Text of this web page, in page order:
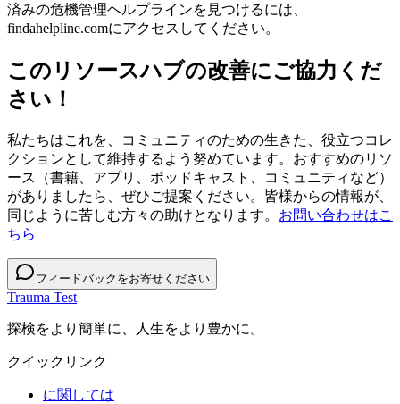
済みの危機管理ヘルプラインを見つけるには、
findahelpline.comにアクセスしてください。
このリソースハブの改善にご協力くだ
さい！
私たちはこれを、コミュニティのための生きた、役立つコレ
クションとして維持するよう努めています。おすすめのリソ
ース（書籍、アプリ、ポッドキャスト、コミュニティなど）
がありましたら、ぜひご提案ください。皆様からの情報が、
同じように苦しむ方々の助けとなります。 お問い合わせはこ
ちら
フィードバックをお寄せください
Trauma Test
探検をより簡単に、人生をより豊かに。
クイックリンク
に関しては